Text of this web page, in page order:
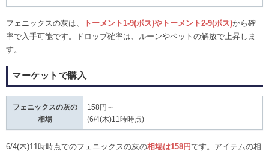
フェニックスの灰は、 トーメント1-9(ボス)やトーメント2-9(ボス)から確
率で入手可能です。ドロップ確率は、ルーンやペットの解放で上昇しま
す。
マーケットで購入
フェニックスの灰の
相場
158円～
(6/4(木)11時時点)
6/4(木)11時時点でのフェニックスの灰の相場は158円です。アイテムの相